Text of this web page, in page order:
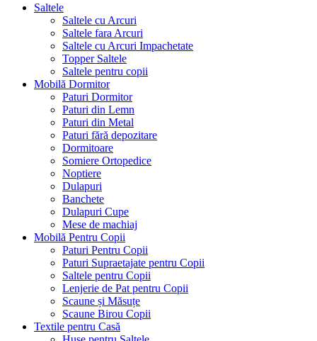
Saltele
Saltele cu Arcuri
Saltele fara Arcuri
Saltele cu Arcuri Impachetate
Topper Saltele
Saltele pentru copii
Mobilă Dormitor
Paturi Dormitor
Paturi din Lemn
Paturi din Metal
Paturi fără depozitare
Dormitoare
Somiere Ortopedice
Noptiere
Dulapuri
Banchete
Dulapuri Cupe
Mese de machiaj
Mobilă Pentru Copii
Paturi Pentru Copii
Paturi Supraetajate pentru Copii
Saltele pentru Copii
Lenjerie de Pat pentru Copii
Scaune și Măsuțe
Scaune Birou Copii
Textile pentru Casă